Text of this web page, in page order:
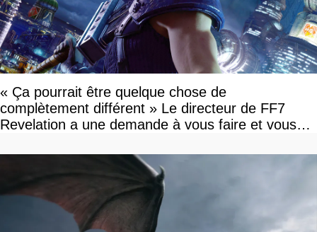
« Ça pourrait être quelque chose de
complètement différent » Le directeur de FF7
Revelation a une demande à vous faire et vous